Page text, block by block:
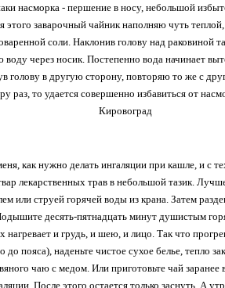
насморка - першение в носу, небольшой
заварочный чайник наполняю чуть
соли. Наклонив голову над раковиной
воду через носик. Постепенно вода начинает
голову в другую сторону, повторяю то же с
раз, то удается совершенно избавиться от
Кировоград
как нужно делать ингаляции при кашле, и с
лекарственных трав в небольшой тазик.
или струей горячей воды из крана. Затем
десять-пятнадцать минут душистым
нагревает и грудь, и шею, и лицо. Так что
пояса), наденьте чистое сухое белье, тепло
чаю с медом. Или приготовьте чай заранее
После этого остается только заснуть. А